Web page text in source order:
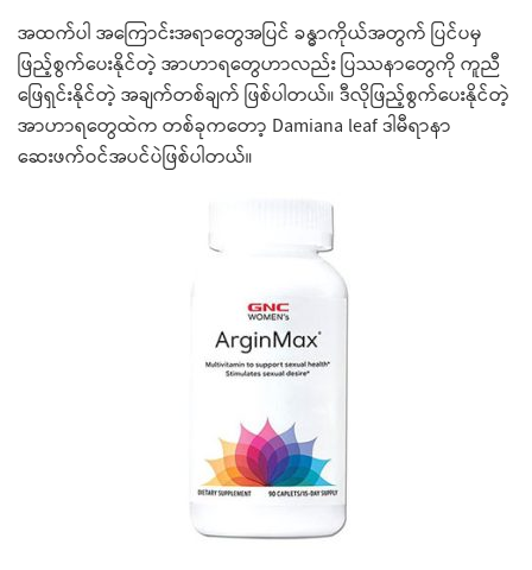
အထက်ပါ အကြောင်းအရာတွေအပြင် ခန္ဓာကိုယ်အတွက် ပြင်ပမှ
ဖြည့်စွက်ပေးနိုင်တဲ့ အာဟာရတွေဟာလည်း ပြဿနာတွေကို ကူညီ
ဖြေရှင်းနိုင်တဲ့ အချက်တစ်ချက် ဖြစ်ပါတယ်။ ဒီလိုဖြည့်စွက်ပေးနိုင်တဲ့
အာဟာရတွေထဲက တစ်ခုကတော့ Damiana leaf ဒါမီရာနာ
ဆေးဖက်ဝင်အပင်ပဲဖြစ်ပါတယ်။